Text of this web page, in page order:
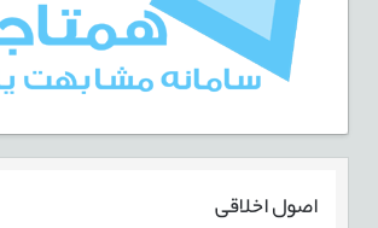
اصول اخلاقی